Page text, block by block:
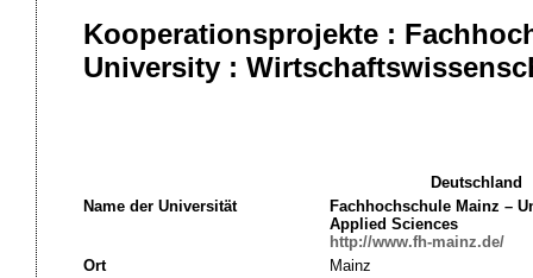
Kooperationsprojekte :
University :
Deutschland
Name der Universität
Fachhochschule Mainz –
Applied Sciences
http://www.fh-mainz.de/
Ort
Mainz